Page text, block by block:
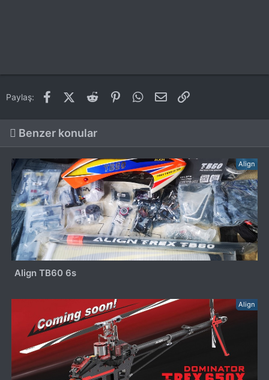
Paylaş: FacebookX (Twitter)
Reddit PinterestWhatsApp
E-posta
Benzer konular
Align
Align TB60 6s
Align